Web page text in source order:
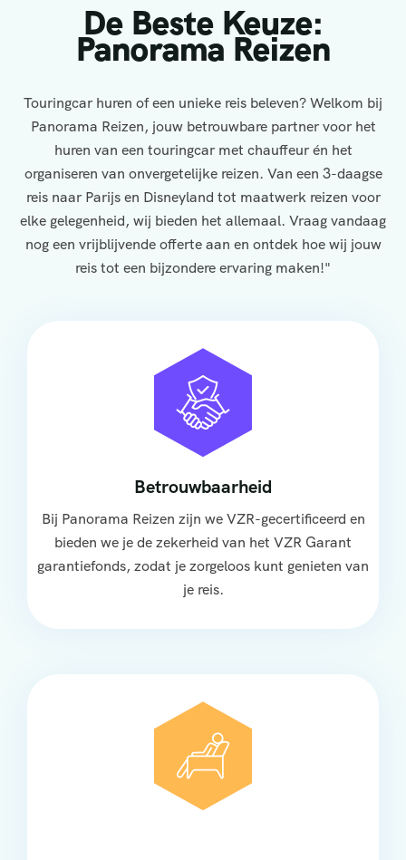
De Beste Keuze:
Panorama Reizen
Touringcar huren of een unieke reis beleven? Welkom bij
Panorama Reizen, jouw betrouwbare partner voor het
huren van een touringcar met chauffeur én het
organiseren van onvergetelijke reizen. Van een 3-daagse
reis naar Parijs en Disneyland tot maatwerk reizen voor
elke gelegenheid, wij bieden het allemaal. Vraag vandaag
nog een vrijblijvende offerte aan en ontdek hoe wij jouw
reis tot een bijzondere ervaring maken!"
Betrouwbaarheid
Bij Panorama Reizen zijn we VZR-gecertificeerd en
bieden we je de zekerheid van het VZR Garant
garantiefonds, zodat je zorgeloos kunt genieten van
je reis.